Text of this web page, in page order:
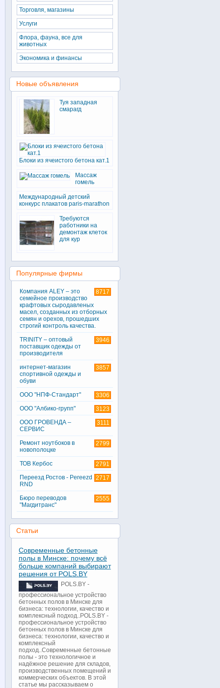
Торговля, магазины
Услуги
Флора, фауна, все для
животных
Экономика и финансы
Новые объявления
Туя западная
смарагд
Блоки из ячеистого бетона кат.1
Массаж
гомель
Международный детский
конкурс плакатов paris-marathon
Требуются
работники на
демонтаж клеток
для кур
Популярные фирмы
8717
Компания ALEY – это
семейное производство
крафтовых сыродавленых
масел, созданных из отборных
семян и орехов, прошедших
строгий контроль качества.
3946
TRINITY – оптовый
поставщик одежды от
производителя
3857
интернет-магазин
спортивной одежды и
обуви
3306
ООО "НПФ-Стандарт"
3123
ООО "Албико-групп"
3111
ООО ГРОВЕНДА –
СЕРВИС
2799
Ремонт ноутбоков в
новополоцке
2791
ТОВ Кербос
2717
Переезд Ростов - Pereezd
RND
2555
Бюро переводов
"Магдитранс"
Статьи
Современные бетонные
полы в Минске: почему всё
больше компаний выбирают
решения от POLS.BY
POLS.BY -
профессиональное устройство
бетонных полов в Минске для
бизнеса: технологии, качество и
комплексный подход..POLS.BY -
профессиональное устройство
бетонных полов в Минске для
бизнеса: технологии, качество и
комплексный
подход..Современные бетонные
полы - это технологичное и
надёжное решение для складов,
производственных помещений и
коммерческих объектов. В этой
статье мы рассказываем о